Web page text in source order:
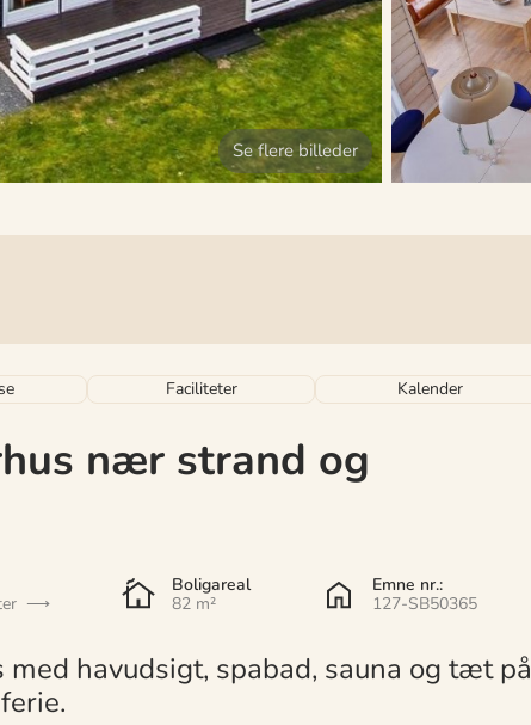
Faciliteter Kalender
nær strand og
Boligareal
82 m²
Emne nr.:
127-SB50365
havudsigt, spabad, sauna og tæt på